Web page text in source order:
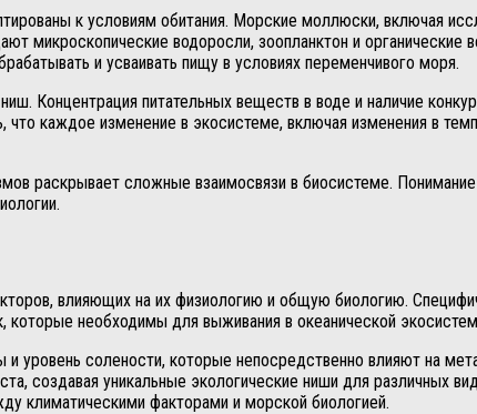
к условиям обитания. Морские моллюски, включая
водоросли, зоопланктон и органические
и усваивать пищу в условиях переменчивого моря.
Концентрация питательных веществ в воде и наличие
каждое изменение в экосистеме, включая изменения в
раскрывает сложные взаимосвязи в биосистеме.
влияющих на их физиологию и общую биологию.
необходимы для выживания в океанической
уровень солености, которые непосредственно влияют на
создавая уникальные экологические ниши для различных
климатическими факторами и морской биологией.